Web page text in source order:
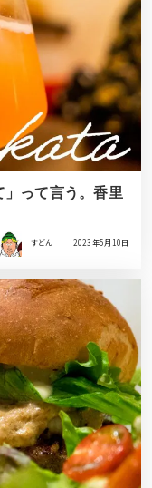
って言う。香里
すどん 2023年5月10日